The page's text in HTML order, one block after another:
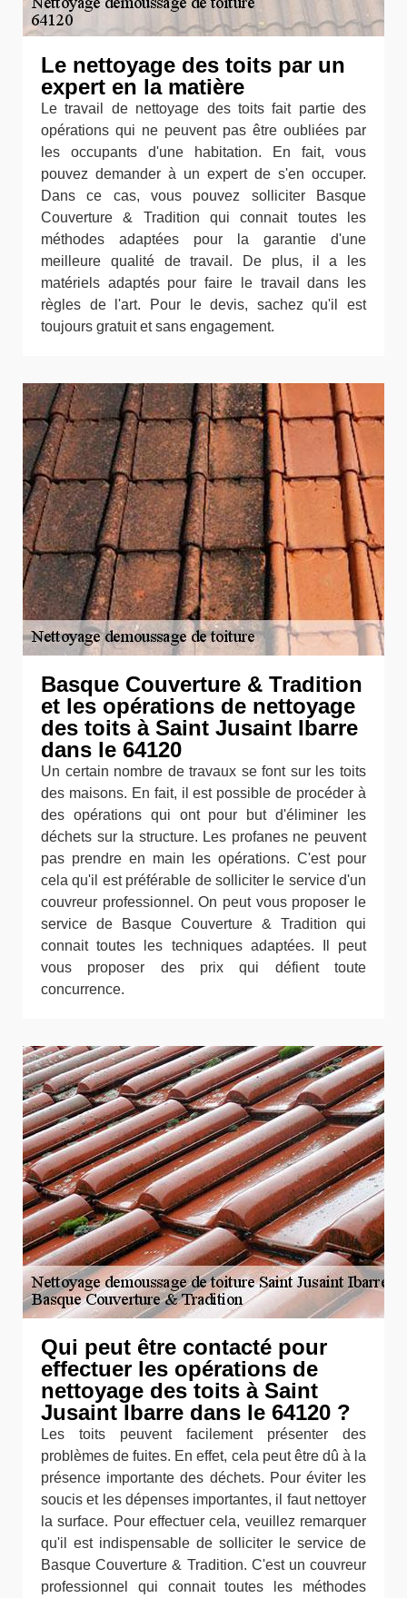
Le nettoyage des toits par un
expert en la matière
Le travail de nettoyage des toits fait partie des
opérations qui ne peuvent pas être oubliées par
les occupants d'une habitation. En fait, vous
pouvez demander à un expert de s'en occuper.
Dans ce cas, vous pouvez solliciter Basque
Couverture & Tradition qui connait toutes les
méthodes adaptées pour la garantie d'une
meilleure qualité de travail. De plus, il a les
matériels adaptés pour faire le travail dans les
règles de l'art. Pour le devis, sachez qu'il est
toujours gratuit et sans engagement.
Basque Couverture & Tradition
et les opérations de nettoyage
des toits à Saint Jusaint Ibarre
dans le 64120
Un certain nombre de travaux se font sur les toits
des maisons. En fait, il est possible de procéder à
des opérations qui ont pour but d'éliminer les
déchets sur la structure. Les profanes ne peuvent
pas prendre en main les opérations. C'est pour
cela qu'il est préférable de solliciter le service d'un
couvreur professionnel. On peut vous proposer le
service de Basque Couverture & Tradition qui
connait toutes les techniques adaptées. Il peut
vous proposer des prix qui défient toute
concurrence.
Qui peut être contacté pour
effectuer les opérations de
nettoyage des toits à Saint
Jusaint Ibarre dans le 64120 ?
Les toits peuvent facilement présenter des
problèmes de fuites. En effet, cela peut être dû à la
présence importante des déchets. Pour éviter les
soucis et les dépenses importantes, il faut nettoyer
la surface. Pour effectuer cela, veuillez remarquer
qu'il est indispensable de solliciter le service de
Basque Couverture & Tradition. C'est un couvreur
professionnel qui connait toutes les méthodes